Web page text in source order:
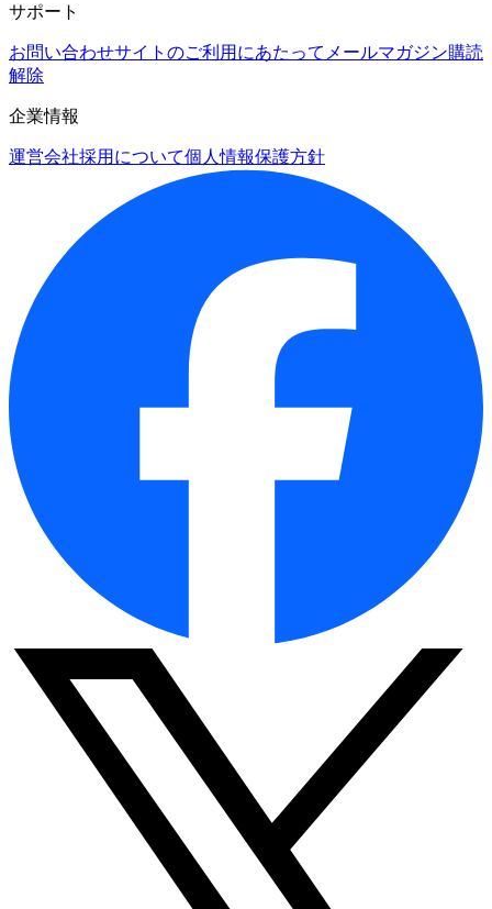
サポート
お問い合わせサイトのご利用にあたって メールマガジン購読
解除
企業情報
運営会社採用について個人情報保護方針